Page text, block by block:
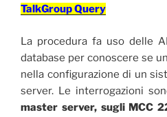
TalkGroup Query
La procedura fa uso delle
database per conoscere se
nella configurazione di un
server. Le interrogazioni
master server, sugli MCC